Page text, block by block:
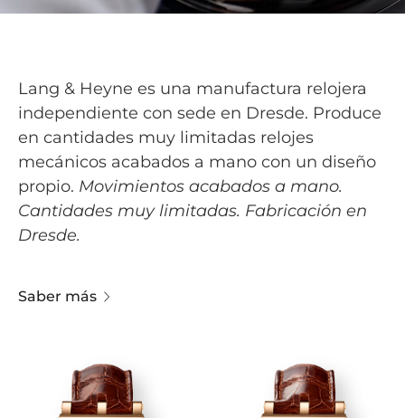
Lang & Heyne es una manufactura relojera
independiente con sede en Dresde. Produce
en cantidades muy limitadas relojes
mecánicos acabados a mano con un diseño
propio. Movimientos acabados a mano.
Cantidades muy limitadas. Fabricación en
Dresde.
Saber más